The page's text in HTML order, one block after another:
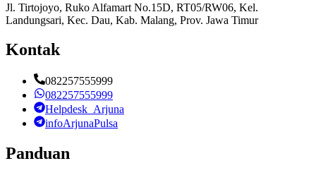
Jl. Tirtojoyo, Ruko Alfamart No.15D, RT05/RW06, Kel.
Landungsari, Kec. Dau, Kab. Malang, Prov. Jawa Timur
Kontak
082257555999
082257555999
Helpdesk_Arjuna
infoArjunaPulsa
Panduan